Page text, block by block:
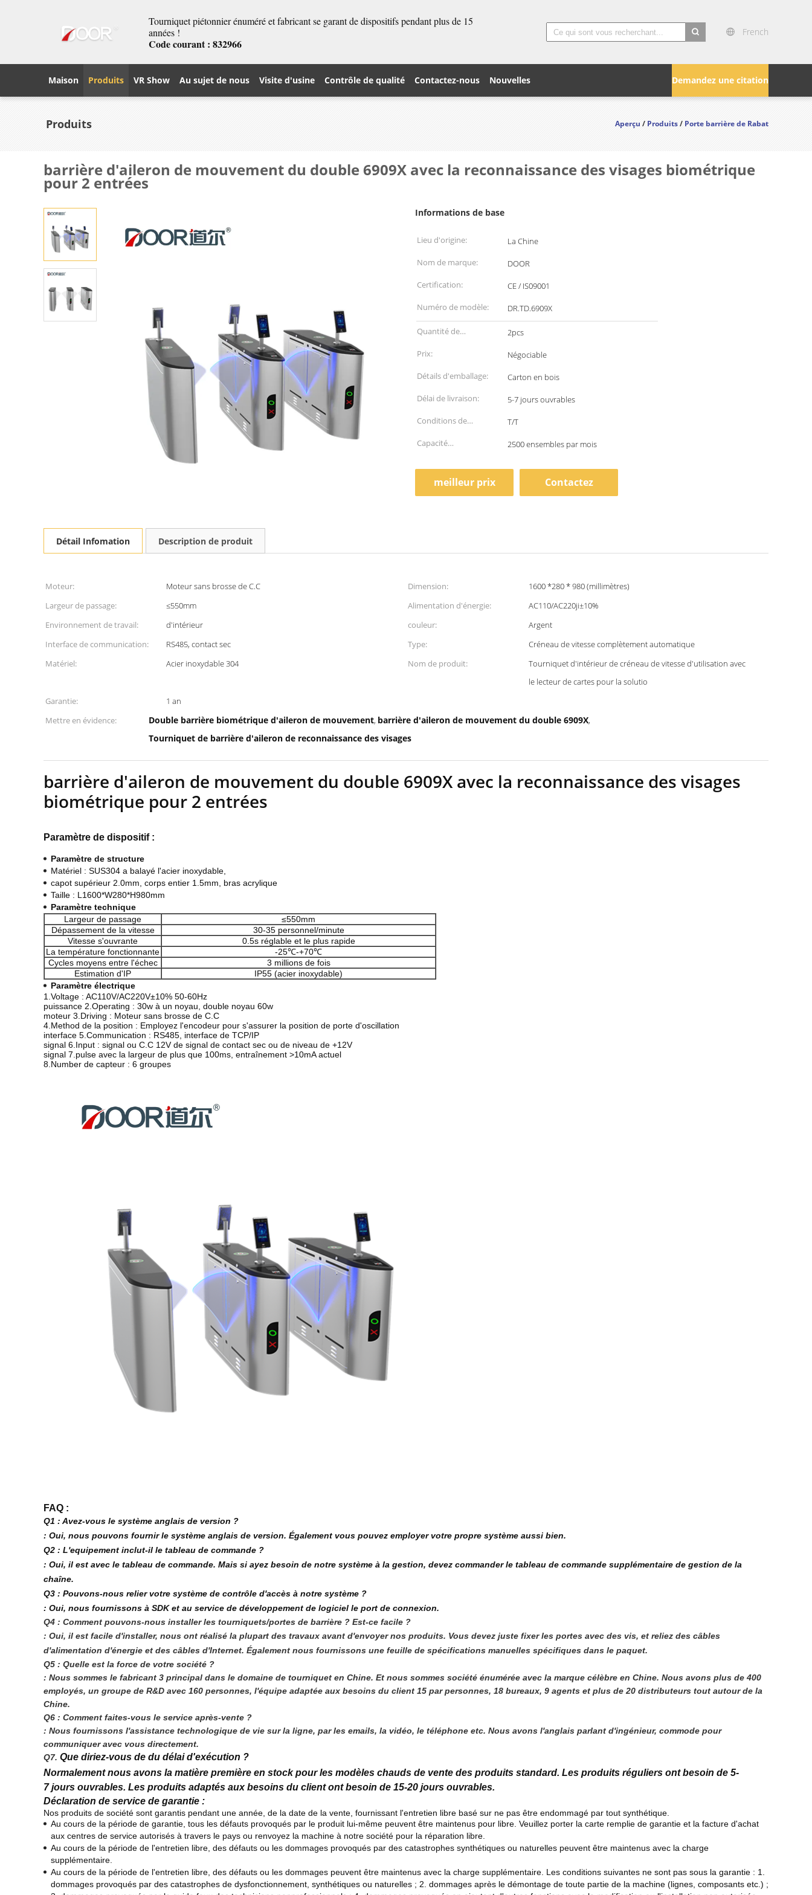
Tourniquet piétonnier énuméré et fabricant se garant de dispositifs pendant plus de 15
années !
Code courant : 832966
French
Demandez une citation
Maison Produits VR Show Au sujet de nous Visite d'usine Contrôle de qualité Contactez-nous Nouvelles
Produits Aperçu/Produits/Porte barrière de Rabat
barrière d'aileron de mouvement du double 6909X avec la reconnaissance des visages biométrique
pour 2 entrées
Informations de base
Lieu d'origine:
La Chine
Nom de marque:
DOOR
Certification:
CE / IS09001
Numéro de modèle:
DR.TD.6909X
Quantité de
commande min:
2pcs
Prix:
Négociable
Détails d'emballage:
Carton en bois
Délai de livraison:
5-7 jours ouvrables
Conditions de
paiement:
T/T
Capacité
2500 ensembles par mois
meilleur prix Contactez
Détail Infomation Description de produit
Moteur: Moteur sans brosse de C.C Dimension:
1600 *280 * 980 (millimètres)
Largeur de passage:
≤550mm Alimentation d'énergie:
AC110/AC220ji±10%
Environnement de travail:
d'intérieur couleur:
Argent
Interface de communication:
RS485, contact sec Type:
Créneau de vitesse complètement automatique
Matériel:
Acier inoxydable 304 Nom de produit:
Tourniquet d'intérieur de créneau de vitesse d'utilisation avec
le lecteur de cartes pour la solutio
Garantie:
1 an
Mettre en évidence:
Double barrière biométrique d'aileron de mouvement, barrière d'aileron de mouvement du double 6909X,
Tourniquet de barrière d'aileron de reconnaissance des visages
barrière d'aileron de mouvement du double 6909X avec la reconnaissance des visages
biométrique pour 2 entrées
Paramètre de dispositif :
Paramètre de structure
Matériel : SUS304 a balayé l'acier inoxydable,
capot supérieur 2.0mm, corps entier 1.5mm, bras acrylique
Taille : L1600*W280*H980mm
Paramètre technique
Largeur de passage
≤550mm
Dépassement de la vitesse
30-35 personnel/minute
Vitesse s'ouvrante
0.5s réglable et le plus rapide
La température fonctionnante
-25℃-+70℃
Cycles moyens entre l'échec
3 millions de fois
Estimation d'IP
IP55 (acier inoxydable)
Paramètre électrique
1.Voltage : AC110V/AC220V±10% 50-60Hz
puissance 2.Operating : 30w à un noyau, double noyau 60w
moteur 3.Driving : Moteur sans brosse de C.C
4.Method de la position : Employez l'encodeur pour s'assurer la position de porte d'oscillation
interface 5.Communication : RS485, interface de TCP/IP
signal 6.Input : signal ou C.C 12V de signal de contact sec ou de niveau de +12V
signal 7.pulse avec la largeur de plus que 100ms, entraînement >10mA actuel
8.Number de capteur : 6 groupes
FAQ :
Q1 : Avez-vous le système anglais de version ?
: Oui, nous pouvons fournir le système anglais de version. Également vous pouvez employer votre propre système aussi bien.
Q2 : L'equipement inclut-il le tableau de commande ?
: Oui, il est avec le tableau de commande. Mais si ayez besoin de notre système à la gestion, devez commander le tableau de commande supplémentaire de gestion de la
chaîne.
Q3 : Pouvons-nous relier votre système de contrôle d'accès à notre système ?
: Oui, nous fournissons à SDK et au service de développement de logiciel le port de connexion.
Q4 : Comment pouvons-nous installer les tourniquets/portes de barrière ? Est-ce facile ?
: Oui, il est facile d'installer, nous ont réalisé la plupart des travaux avant d'envoyer nos produits. Vous devez juste fixer les portes avec des vis, et reliez des câbles
d'alimentation d'énergie et des câbles d'Internet. Également nous fournissons une feuille de spécifications manuelles spécifiques dans le paquet.
Q5 : Quelle est la force de votre société ?
: Nous sommes le fabricant 3 principal dans le domaine de tourniquet en Chine. Et nous sommes société énumérée avec la marque célèbre en Chine. Nous avons plus de 400
employés, un groupe de R&D avec 160 personnes, l'équipe adaptée aux besoins du client 15 par personnes, 18 bureaux, 9 agents et plus de 20 distributeurs tout autour de la
Chine.
Q6 : Comment faites-vous le service après-vente ?
: Nous fournissons l'assistance technologique de vie sur la ligne, par les emails, la vidéo, le téléphone etc. Nous avons l'anglais parlant d'ingénieur, commode pour
communiquer avec vous directement.
Q7. Que diriez-vous de du délai d'exécution ?
Normalement nous avons la matière première en stock pour les modèles chauds de vente des produits standard. Les produits réguliers ont besoin de 5-
7 jours ouvrables. Les produits adaptés aux besoins du client ont besoin de 15-20 jours ouvrables.
Déclaration de service de garantie :
Nos produits de société sont garantis pendant une année, de la date de la vente, fournissant l'entretien libre basé sur ne pas être endommagé par tout synthétique.
Au cours de la période de garantie, tous les défauts provoqués par le produit lui-même peuvent être maintenus pour libre. Veuillez porter la carte remplie de garantie et la facture d'achat
aux centres de service autorisés à travers le pays ou renvoyez la machine à notre société pour la réparation libre.
Au cours de la période de l'entretien libre, des défauts ou les dommages provoqués par des catastrophes synthétiques ou naturelles peuvent être maintenus avec la charge
supplémentaire.
Au cours de la période de l'entretien libre, des défauts ou les dommages peuvent être maintenus avec la charge supplémentaire. Les conditions suivantes ne sont pas sous la garantie : 1.
dommages provoqués par des catastrophes de dysfonctionnement, synthétiques ou naturelles ; 2. dommages après le démontage de toute partie de la machine (lignes, composants etc.) ;